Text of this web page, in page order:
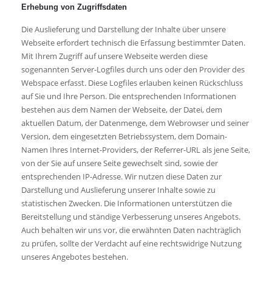
Erhebung von Zugriffsdaten
Die Auslieferung und Darstellung der Inhalte über unsere
Webseite erfordert technisch die Erfassung bestimmter Daten.
Mit Ihrem Zugriff auf unsere Webseite werden diese
sogenannten Server-Logfiles durch uns oder den Provider des
Webspace erfasst. Diese Logfiles erlauben keinen Rückschluss
auf Sie und Ihre Person. Die entsprechenden Informationen
bestehen aus dem Namen der Webseite, der Datei, dem
aktuellen Datum, der Datenmenge, dem Webrowser und seiner
Version, dem eingesetzten Betriebssystem, dem Domain-
Namen Ihres Internet-Providers, der Referrer-URL als jene Seite,
von der Sie auf unsere Seite gewechselt sind, sowie der
entsprechenden IP-Adresse. Wir nutzen diese Daten zur
Darstellung und Auslieferung unserer Inhalte sowie zu
statistischen Zwecken. Die Informationen unterstützen die
Bereitstellung und ständige Verbesserung unseres Angebots.
Auch behalten wir uns vor, die erwähnten Daten nachträglich
zu prüfen, sollte der Verdacht auf eine rechtswidrige Nutzung
unseres Angebotes bestehen.